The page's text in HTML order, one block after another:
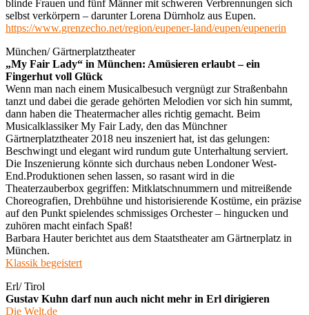
blinde Frauen und fünf Männer mit schweren Verbrennungen sich
selbst verkörpern – darunter Lorena Dürnholz aus Eupen.
https://www.grenzecho.net/region/eupener-land/eupen/eupenerin
München/ Gärtnerplatztheater
„My Fair Lady“ in München: Amüsieren erlaubt – ein
Fingerhut voll Glück
Wenn man nach einem Musicalbesuch vergnügt zur Straßenbahn
tanzt und dabei die gerade gehörten Melodien vor sich hin summt,
dann haben die Theatermacher alles richtig gemacht. Beim
Musicalklassiker My Fair Lady, den das Münchner
Gärtnerplatztheater 2018 neu inszeniert hat, ist das gelungen:
Beschwingt und elegant wird rundum gute Unterhaltung serviert.
Die Inszenierung könnte sich durchaus neben Londoner West-
End.Produktionen sehen lassen, so rasant wird in die
Theaterzauberbox gegriffen: Mitklatschnummern und mitreißende
Choreografien, Drehbühne und historisierende Kostüme, ein präzise
auf den Punkt spielendes schmissiges Orchester – hingucken und
zuhören macht einfach Spaß!
Barbara Hauter berichtet aus dem Staatstheater am Gärtnerplatz in
München.
Klassik begeistert
Erl/ Tirol
Gustav Kuhn darf nun auch nicht mehr in Erl dirigieren
Die Welt.de